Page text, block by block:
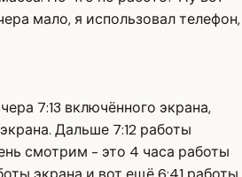
мало, я использовал телефон,
7:13 включённого экрана,
Дальше 7:12 работы
смотрим - это 4 часа работы